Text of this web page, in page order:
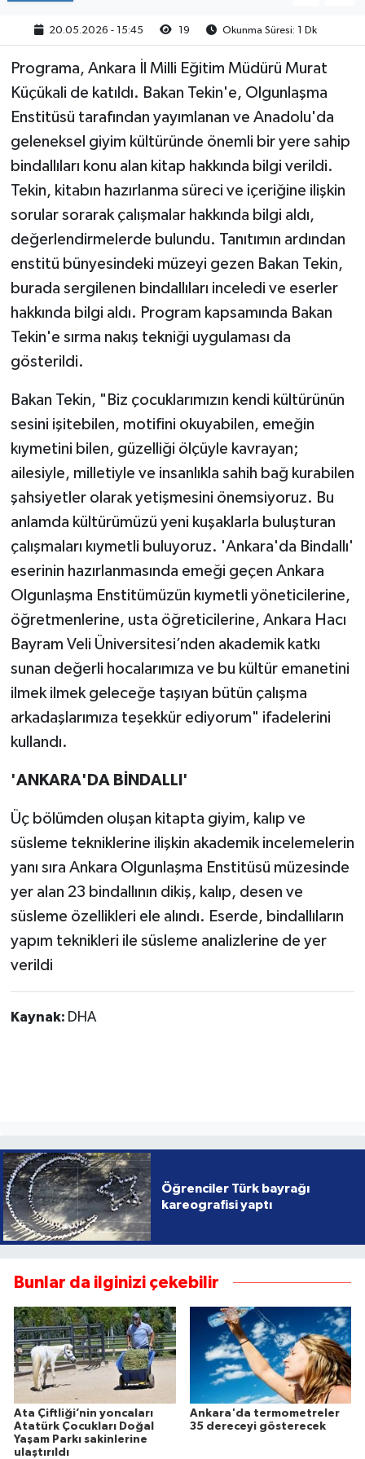
20.05.2026 - 15:45 19 Okunma Süresi: 1 Dk
Programa, Ankara İl Milli Eğitim Müdürü Murat
Küçükali de katıldı. Bakan Tekin'e, Olgunlaşma
Enstitüsü tarafından yayımlanan ve Anadolu'da
geleneksel giyim kültüründe önemli bir yere sahip
bindallıları konu alan kitap hakkında bilgi verildi.
Tekin, kitabın hazırlanma süreci ve içeriğine ilişkin
sorular sorarak çalışmalar hakkında bilgi aldı,
değerlendirmelerde bulundu. Tanıtımın ardından
enstitü bünyesindeki müzeyi gezen Bakan Tekin,
burada sergilenen bindallıları inceledi ve eserler
hakkında bilgi aldı. Program kapsamında Bakan
Tekin'e sırma nakış tekniği uygulaması da
gösterildi.
Bakan Tekin, "Biz çocuklarımızın kendi kültürünün
sesini işitebilen, motifini okuyabilen, emeğin
kıymetini bilen, güzelliği ölçüyle kavrayan;
ailesiyle, milletiyle ve insanlıkla sahih bağ kurabilen
şahsiyetler olarak yetişmesini önemsiyoruz. Bu
anlamda kültürümüzü yeni kuşaklarla buluşturan
çalışmaları kıymetli buluyoruz. 'Ankara'da Bindallı'
eserinin hazırlanmasında emeği geçen Ankara
Olgunlaşma Enstitümüzün kıymetli yöneticilerine,
öğretmenlerine, usta öğreticilerine, Ankara Hacı
Bayram Veli Üniversitesi’nden akademik katkı
sunan değerli hocalarımıza ve bu kültür emanetini
ilmek ilmek geleceğe taşıyan bütün çalışma
arkadaşlarımıza teşekkür ediyorum" ifadelerini
kullandı.
'ANKARA'DA BİNDALLI'
Üç bölümden oluşan kitapta giyim, kalıp ve
süsleme tekniklerine ilişkin akademik incelemelerin
yanı sıra Ankara Olgunlaşma Enstitüsü müzesinde
yer alan 23 bindallının dikiş, kalıp, desen ve
süsleme özellikleri ele alındı. Eserde, bindallıların
yapım teknikleri ile süsleme analizlerine de yer
verildi
Kaynak: DHA
Öğrenciler Türk bayrağı
kareografisi yaptı
Bunlar da ilginizi çekebilir
Ata Çiftliği’nin yoncaları
Atatürk Çocukları Doğal
Yaşam Parkı sakinlerine
ulaştırıldı
Ankara'da termometreler
35 dereceyi gösterecek